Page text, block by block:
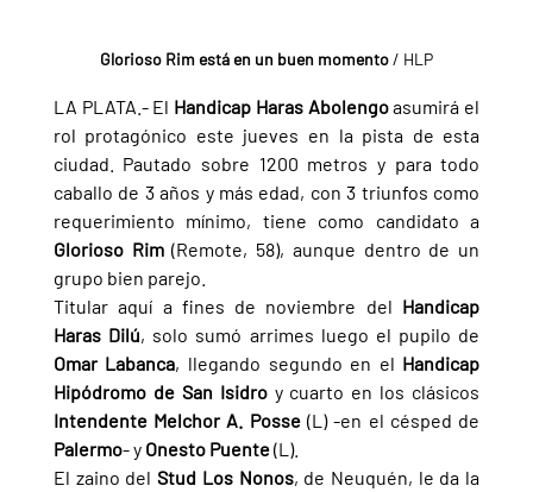
Glorioso Rim está en un buen momento / HLP
LA PLATA.- El Handicap Haras Abolengo asumirá el
rol protagónico este jueves en la pista de esta
ciudad. Pautado sobre 1200 metros y para todo
caballo de 3 años y más edad, con 3 triunfos como
Glorioso Rim (Remote, 58), aunque dentro de un
grupo bien parejo.
Titular aquí a fines de noviembre del Handicap
Haras Dilú
Omar Labanca, llegando segundo en el Handicap
Hipódromo de San Isidro
Intendente Melchor A. Posse
Palermo- y Onesto Puente (L).
El zaino del Stud Los Nonos, de Neuquén, le da la